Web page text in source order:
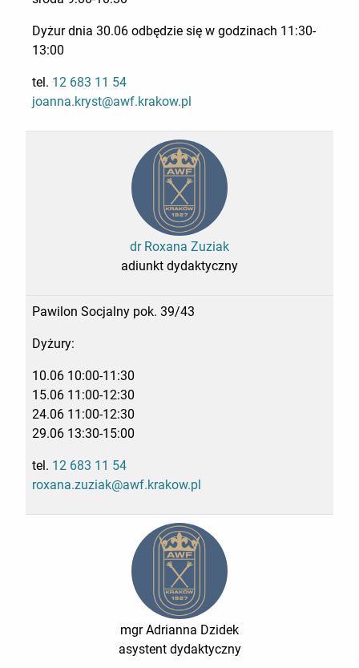
Dyżur dnia 30.06 odbędzie się w godzinach 11:30-
13:00
tel. 12 683 11 54
joanna.kryst@awf.krakow.pl
dr Roxana Zuziak
adiunkt dydaktyczny
Pawilon Socjalny pok. 39/43
Dyżury:
10.06 10:00-11:30
15.06 11:00-12:30
24.06 11:00-12:30
29.06 13:30-15:00
tel. 12 683 11 54
roxana.zuziak@awf.krakow.pl
mgr Adrianna Dzidek
asystent dydaktyczny